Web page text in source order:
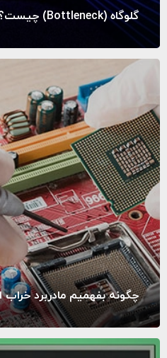
گلوگاه (Bottleneck) چیست؟
چگونه بفهمیم مادربرد